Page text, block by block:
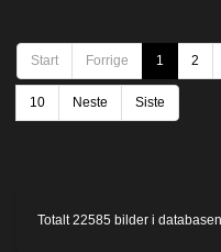
Start Forrige 1 2
10 Neste Siste
Totalt 22585 bilder i databasen.